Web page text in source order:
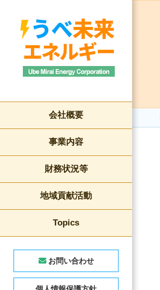
会社概要
事業内容
財務状況等
地域貢献活動
Topics
お問い合わせ